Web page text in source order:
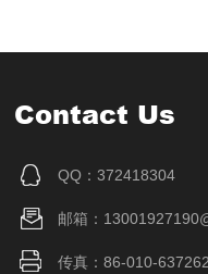
Contact Us
QQ：372418304
邮箱：
传真：86-010-